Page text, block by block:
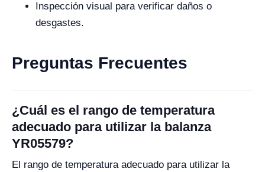
Inspección visual para verificar daños o
desgastes.
Preguntas Frecuentes
¿Cuál es el rango de temperatura
adecuado para utilizar la balanza
YR05579?
El rango de temperatura adecuado para utilizar la